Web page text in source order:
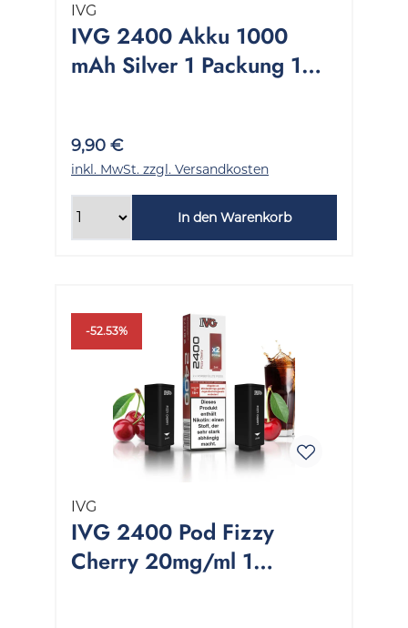
IVG
IVG 2400 Akku 1000
mAh Silver 1 Packung 1
9,90 €
inkl. MwSt. zzgl. Versandkosten
In den Warenkorb
-52.53%
IVG
IVG 2400 Pod Fizzy
Cherry 20mg/ml 1